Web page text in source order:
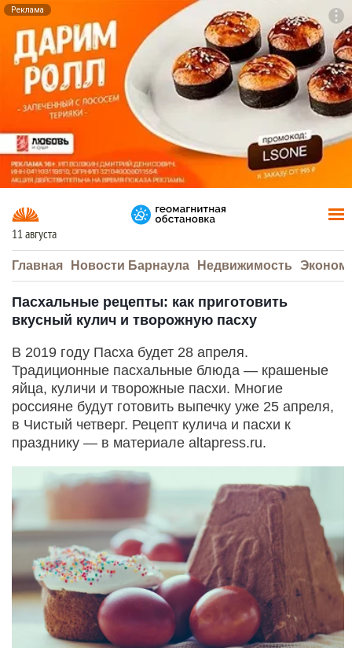
Реклама
11 августа
Главная Новости Барнаула Недвижимость
Пасхальные рецепты: как приготовить
вкусный кулич и творожную пасху
В 2019 году Пасха будет 28 апреля.
Традиционные пасхальные блюда — крашеные
яйца, куличи и творожные пасхи. Многие
россияне будут готовить выпечку уже 25 апреля,
в Чистый четверг. Рецепт кулича и пасхи к
празднику — в материале altapress.ru.